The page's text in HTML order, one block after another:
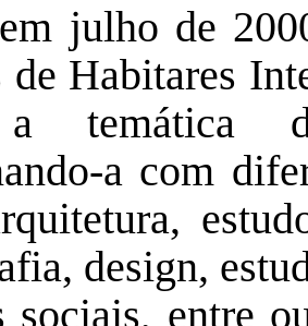
julho de
de Habitares
temática
a com
design,
sociais, entre